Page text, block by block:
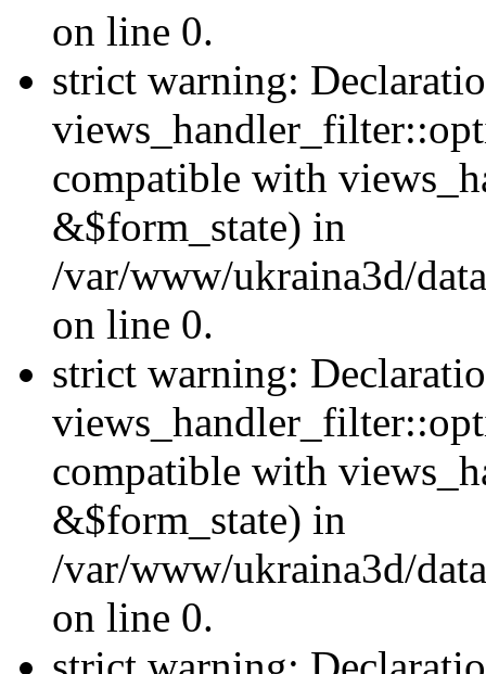
on line 0.
strict warning:
compatible with
&$form_state) in
/var/www/ukraina3d/
on line 0.
strict warning:
compatible with
&$form_state) in
/var/www/ukraina3d/
on line 0.